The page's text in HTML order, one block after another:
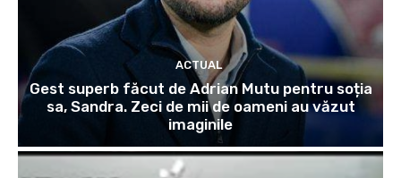
ACTUAL
Gest superb făcut de Adrian Mutu pentru soția
sa, Sandra. Zeci de mii de oameni au văzut
imaginile